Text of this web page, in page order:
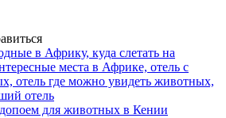
для животных в Кении